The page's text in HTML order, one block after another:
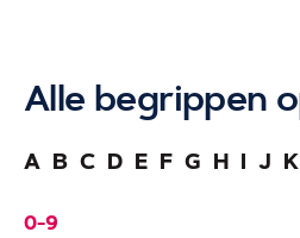
Alle begrippen
A B C D E F G H I J K
0-9